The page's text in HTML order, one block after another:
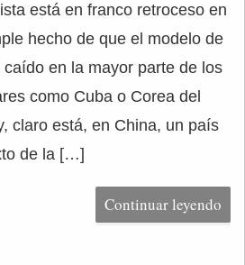
está en franco retroceso en
hecho de que el modelo de
en la mayor parte de los
como Cuba o Corea del
claro está, en China, un país
de la […]
Continuar leyendo